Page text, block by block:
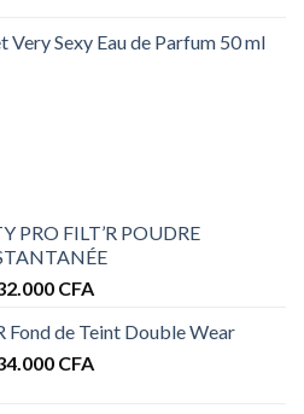
Very Sexy Eau de Parfum 50 ml
PRO FILT’R POUDRE
CFA
prix :
28.000 CFA
Fond de Teint Double Wear
CFA